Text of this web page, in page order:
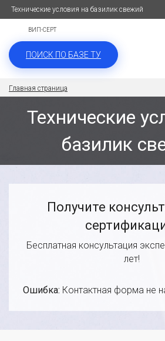
Технические условия на базилик свежий
ВИП-СЕРТ
ПОИСК ПО БАЗЕ ТУ
Главная страница
Технические
базилик
Получите
Бесплатная консультация
лет!
Ошибка: Контактная форма не